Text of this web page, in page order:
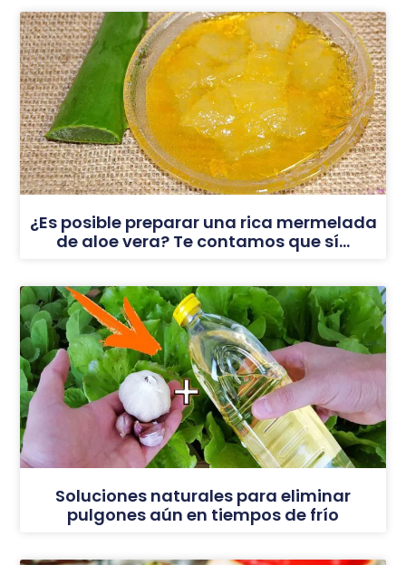
¿Es posible preparar una rica mermelada
de aloe vera? Te contamos que sí…
Soluciones naturales para eliminar
pulgones aún en tiempos de frío